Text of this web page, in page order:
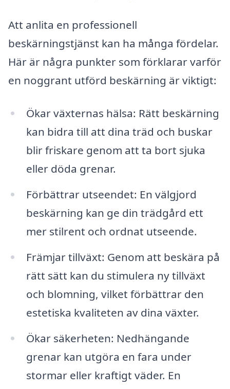
Att anlita en professionell
beskärningstjänst kan ha många fördelar.
Här är några punkter som förklarar varför
en noggrant utförd beskärning är viktigt:
Ökar växternas hälsa: Rätt beskärning
kan bidra till att dina träd och buskar
blir friskare genom att ta bort sjuka
eller döda grenar.
Förbättrar utseendet: En välgjord
beskärning kan ge din trädgård ett
mer stilrent och ordnat utseende.
Främjar tillväxt: Genom att beskära på
rätt sätt kan du stimulera ny tillväxt
och blomning, vilket förbättrar den
estetiska kvaliteten av dina växter.
Ökar säkerheten: Nedhängande
grenar kan utgöra en fara under
stormar eller kraftigt väder. En